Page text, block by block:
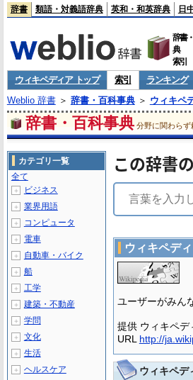
辞書 類語・対義語辞典 英和・和英辞典 日
辞書
典
索引
ウィキペディア トップ 索引 ランキング
Weblio 辞書＞ 辞書・百科事典＞ ウィキペ
辞書・百科事典 分野に関わらず
この辞書
ウィキペデ
ユーザーがみん
提供 ウィキペデ
URL http://
ウィキペデ
カテゴリ一覧
全て
＋ ビジネス
＋ 業界用語
＋ コンピュータ
＋ 電車
＋ 自動車・バイク
＋ 船
＋ 工学
＋ 建築・不動産
＋ 学問
＋ 文化
＋ 生活
＋ ヘルスケア